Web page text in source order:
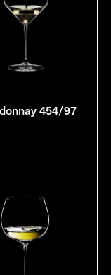
454/97